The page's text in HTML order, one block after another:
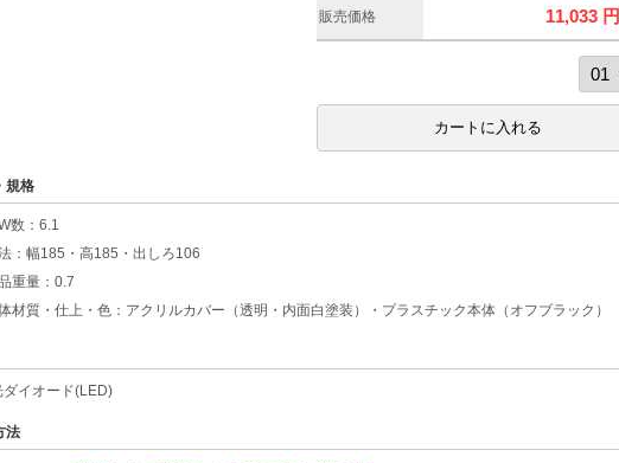
販売価格 11,033 円
規格
数：6.1
：幅185・高185・出しろ106
重量：0.7
材質・仕上・色：アクリルカバー（透明・内面白塗装）・プラスチック本体（オフブラック）
ダイオード(LED)
法